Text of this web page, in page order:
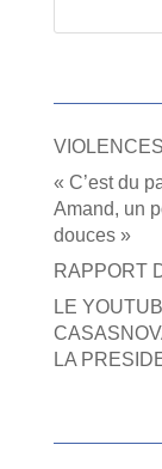
« C’est du
Amand, un
douces »
RAPPORT
LE
LA